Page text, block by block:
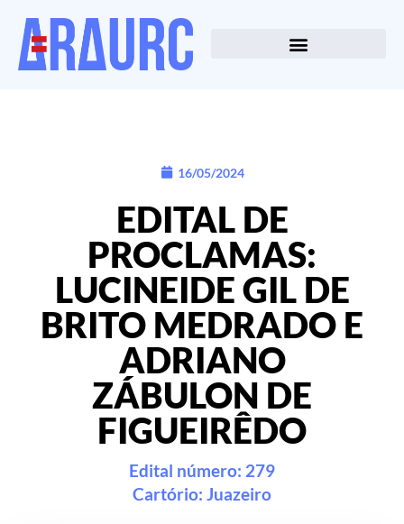
16/05/2024
EDITAL DE
PROCLAMAS:
LUCINEIDE GIL DE
BRITO MEDRADO E
ADRIANO
ZÁBULON DE
FIGUEIRÊDO
Edital número: 279
Cartório: Juazeiro